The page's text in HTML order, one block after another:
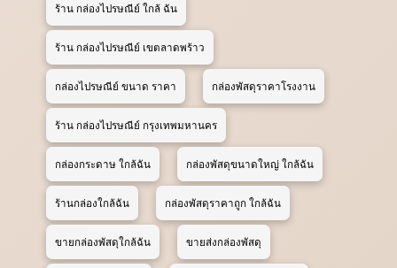
ร้าน กล่องไปรษณีย์ ใกล้ ฉัน
ร้าน กล่องไปรษณีย์ เขตลาดพร้าว
กล่องไปรษณีย์ ขนาด ราคา กล่องพัสดุราคาโรงงาน
ร้าน กล่องไปรษณีย์ กรุงเทพมหานคร
กล่องกระดาษ ใกล้ฉัน กล่องพัสดุขนาดใหญ่ ใกล้ฉัน
ร้านกล่องใกล้ฉัน กล่องพัสดุราคาถูก ใกล้ฉัน
ขายกล่องพัสดุใกล้ฉัน ขายส่งกล่องพัสดุ